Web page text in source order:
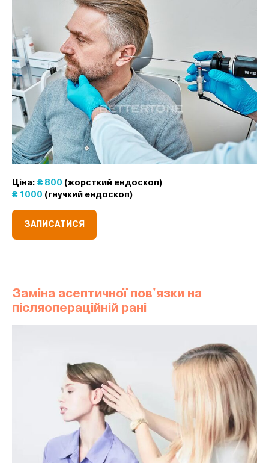
Ціна: ₴ 800 (жорсткий ендоскоп)
₴ 1000 (гнучкий ендоскоп)
ЗАПИСАТИСЯ
Заміна асептичної пов'язки на
післяопераційній рані